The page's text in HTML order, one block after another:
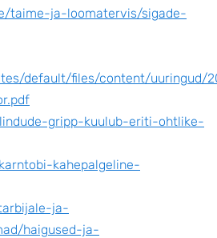
taime-ja-loomatervis/sigade-
default/files/content/uuringud/
gripp-kuulub-eriti-ohtlike-
kahepalgeline-
ja-
haigused-ja-